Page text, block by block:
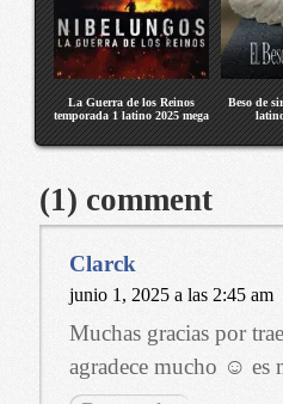
La Guerra de los Reinos
temporada 1 latino 2025 mega
Beso de
(1) comment
Clarck
junio 1, 2025 a las 2:45 am
Muchas gracias por
agradece mucho ☺️ es